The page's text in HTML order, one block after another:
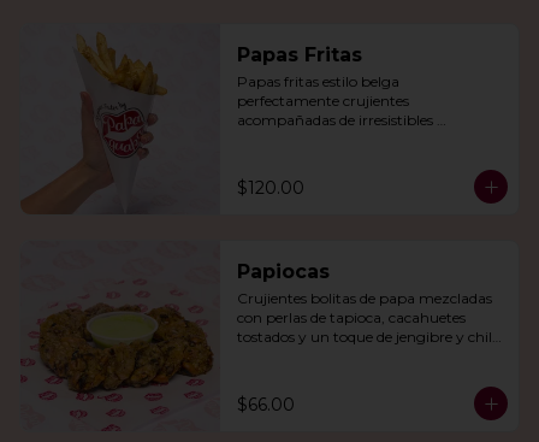
Papas Fritas
Papas fritas estilo belga
perfectamente crujientes
acompañadas de irresistibles
$120.00
Papiocas
Crujientes bolitas de papa mezcladas
con perlas de tapioca, cacahuetes
tostados y un toque de jengibre y chile
$66.00